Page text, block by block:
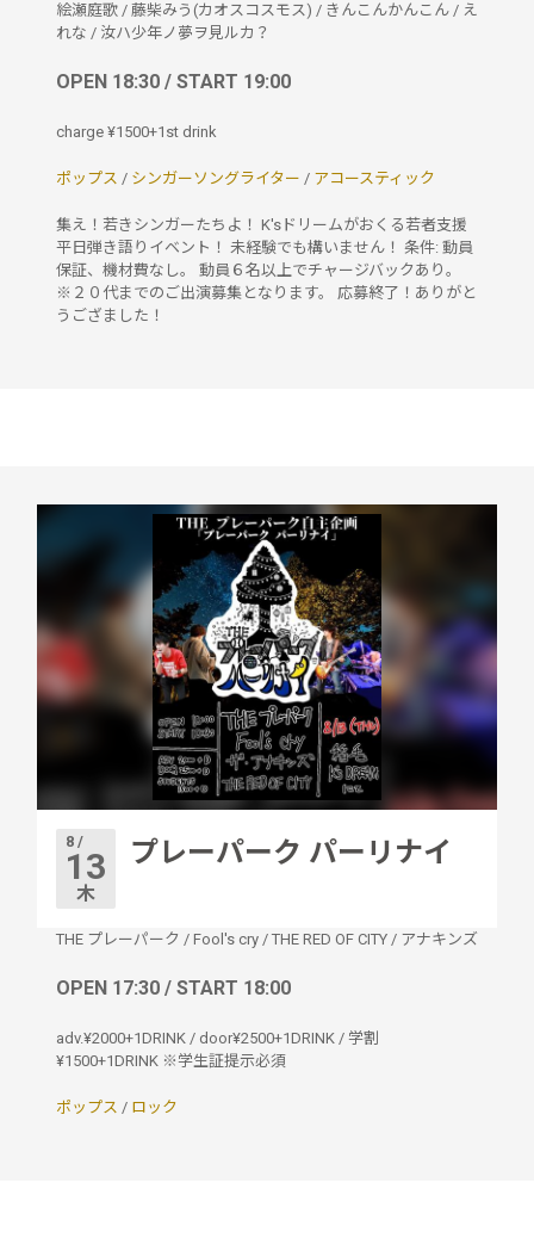
絵瀬庭歌 / 藤柴みう(カオスコスモス) / きんこんかんこん / え
れな / 汝ハ少年ノ夢ヲ見ルカ？
OPEN 18:30 / START 19:00
charge ¥1500+1st drink
ポップス / シンガーソングライター / アコースティック
集え！若きシンガーたちよ！ K'sドリームがおくる若者支援
平日弾き語りイベント！ 未経験でも構いません！ 条件: 動員
保証、機材費なし。 動員６名以上でチャージバックあり。
※２０代までのご出演募集となります。 応募終了！ありがと
うござました！
8 /
13
木
プレーパーク パーリナイ
THE プレーパーク / Fool's cry / THE RED OF CITY / アナキンズ
OPEN 17:30 / START 18:00
adv.¥2000+1DRINK / door¥2500+1DRINK / 学割
¥1500+1DRINK ※学生証提示必須
ポップス / ロック